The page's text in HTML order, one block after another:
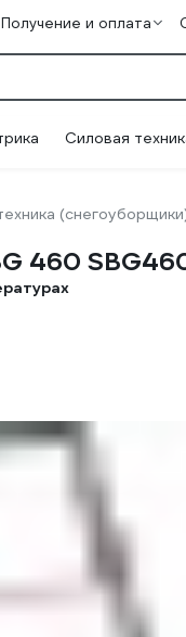
Получение и оплата
Силовая
460